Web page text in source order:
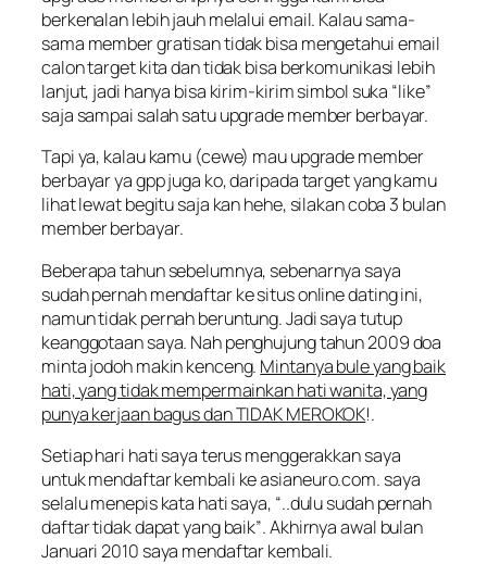
berkenalan lebih jauh melalui email. Kalau sama-
sama member gratisan tidak bisa mengetahui email
calon target kita dan tidak bisa berkomunikasi lebih
lanjut, jadi hanya bisa kirim-kirim simbol suka “like”
saja sampai salah satu upgrade member berbayar.
Tapi ya, kalau kamu (cewe) mau upgrade member
berbayar ya gpp juga ko, daripada target yang kamu
lihat lewat begitu saja kan hehe, silakan coba 3 bulan
member berbayar.
Beberapa tahun sebelumnya, sebenarnya saya
sudah pernah mendaftar ke situs online dating ini,
namun tidak pernah beruntung. Jadi saya tutup
keanggotaan saya. Nah penghujung tahun 2009 doa
minta jodoh makin kenceng. Mintanya bule yang baik
hati, yang tidak mempermainkan hati wanita, yang
punya kerjaan bagus dan TIDAK MEROKOK!.
Setiap hari hati saya terus menggerakkan saya
untuk mendaftar kembali keasianeuro.com. saya
selalu menepis kata hati saya, “..dulu sudah pernah
daftar tidak dapat yang baik”. Akhirnya awal bulan
Januari 2010 saya mendaftar kembali.